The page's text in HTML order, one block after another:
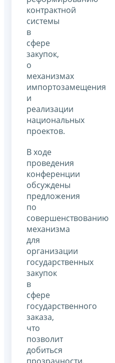
контрактной
системы
в
сфере
закупок,
о
механизмах
импортозамещения
и
реализации
национальных
проектов.
В ходе
проведения
конференции
обсуждены
предложения
по
совершенствованию
механизма
для
организации
государственных
закупок
в
сфере
государственного
заказа,
что
позволит
добиться
прозрачности,